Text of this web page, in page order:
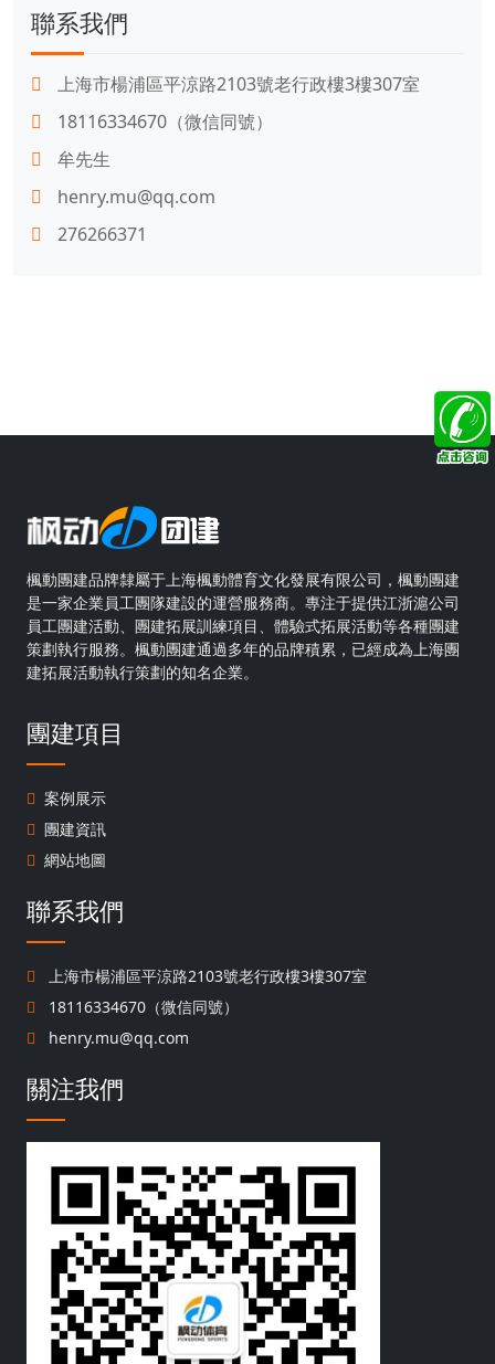
聯系我們
上海市楊浦區平涼路2103號老行政樓3樓307室
18116334670（微信同號）
牟先生
henry.mu@qq.com
276266371
楓動團建品牌隸屬于上海楓動體育文化發展有限公司，楓動團建
是一家企業員工團隊建設的運營服務商。專注于提供江浙滬公司
員工團建活動、團建拓展訓練項目、體驗式拓展活動等各種團建
策劃執行服務。楓動團建通過多年的品牌積累，已經成為上海團
建拓展活動執行策劃的知名企業。
團建項目
案例展示
團建資訊
網站地圖
聯系我們
上海市楊浦區平涼路2103號老行政樓3樓307室
18116334670（微信同號）
henry.mu@qq.com
關注我們